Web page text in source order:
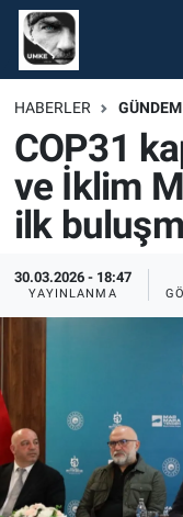
HABERLER GÜNDEM
COP31
ve İklim
ilk
30.03.2026 - 18:47
YAYINLANMA
Gündem
Ekonomi
Spor
Tüm Haberler
Künye
Nöbetçi
Hava Durumu
Namaz
Trafik Durumu
Süper Lig
Tüm
Son Dakika
Haber Arşivi